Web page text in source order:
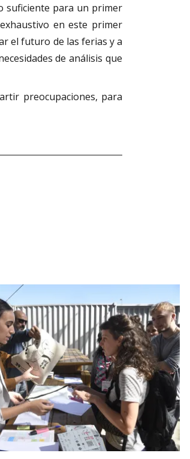
suficiente para un primer
en este primer
el futuro de las ferias y a
de análisis que
preocupaciones, para